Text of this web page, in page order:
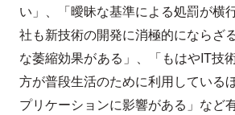
い」、「曖昧な基準による処罰が横
社も新技術の開発に消極的にならざ
な萎縮効果がある」、「もはやIT技
方が普段生活のために利用している
プリケーションに影響がある」など